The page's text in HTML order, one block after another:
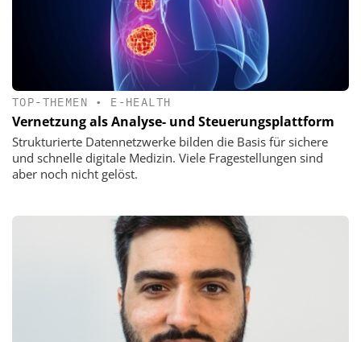
TOP-THEMEN • E-HEALTH
Vernetzung als Analyse- und Steuerungsplattform
Strukturierte Datennetzwerke bilden die Basis für sichere
und schnelle digitale Medizin. Viele Fragestellungen sind
aber noch nicht gelöst.